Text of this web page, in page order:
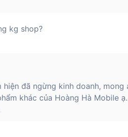
kg shop?
đã ngừng kinh doanh, mong
khác của Hoàng Hà Mobile ạ.